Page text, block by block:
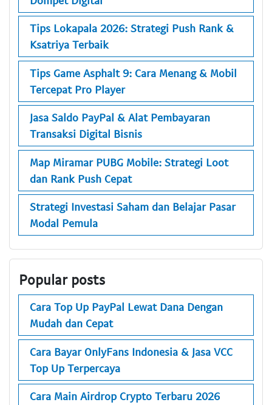
Tips Lokapala 2026: Strategi Push Rank &
Ksatriya Terbaik
Tips Game Asphalt 9: Cara Menang & Mobil
Tercepat Pro Player
Jasa Saldo PayPal & Alat Pembayaran
Transaksi Digital Bisnis
Map Miramar PUBG Mobile: Strategi Loot
dan Rank Push Cepat
Strategi Investasi Saham dan Belajar Pasar
Modal Pemula
Popular posts
Cara Top Up PayPal Lewat Dana Dengan
Mudah dan Cepat
Cara Bayar OnlyFans Indonesia & Jasa VCC
Top Up Terpercaya
Cara Main Airdrop Crypto Terbaru 2026